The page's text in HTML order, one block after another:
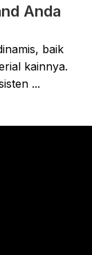
Anda
baik
kainnya.
...